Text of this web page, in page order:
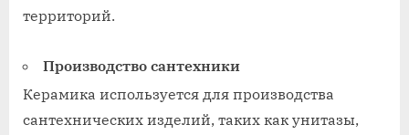
территорий.
Производство сантехники
Керамика используется для производства
сантехнических изделий, таких как унитазы,